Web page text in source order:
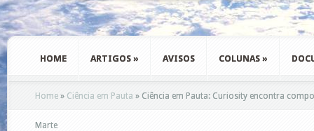
HOME ARTIGOS » AVISOS COLUNAS »
Home » Ciência em Pauta » Ciência em Pauta: Curiosity encontra
Marte